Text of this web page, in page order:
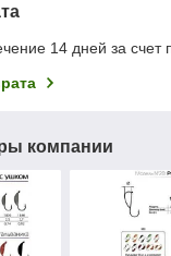
14 дней за счет
компании